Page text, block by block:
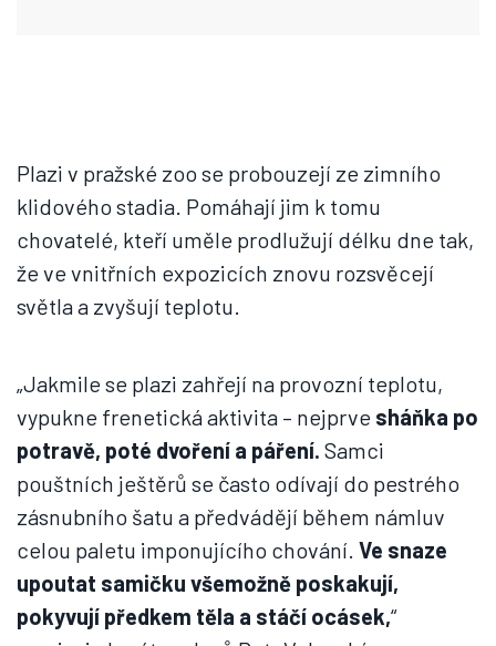
Plazi v pražské zoo se probouzejí ze zimního
klidového stadia. Pomáhají jim k tomu
chovatelé, kteří uměle prodlužují délku dne tak,
že ve vnitřních expozicích znovu rozsvěcejí
světla a zvyšují teplotu.
„Jakmile se plazi zahřejí na provozní teplotu,
vypukne frenetická aktivita – nejprve sháňka po
potravě, poté dvoření a páření. Samci
pouštních ještěrů se často odívají do pestrého
zásnubního šatu a předvádějí během námluv
celou paletu imponujícího chování. Ve snaze
upoutat samičku všemožně poskakují,
pokyvují předkem těla a stáčí ocásek,“